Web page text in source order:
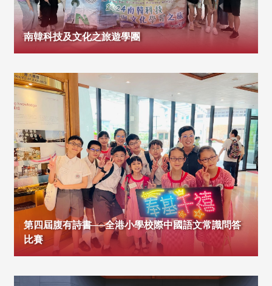
南韓科技及文化之旅遊學團
第四屆腹有詩書──全港小學校際中國語文常識問答
比賽